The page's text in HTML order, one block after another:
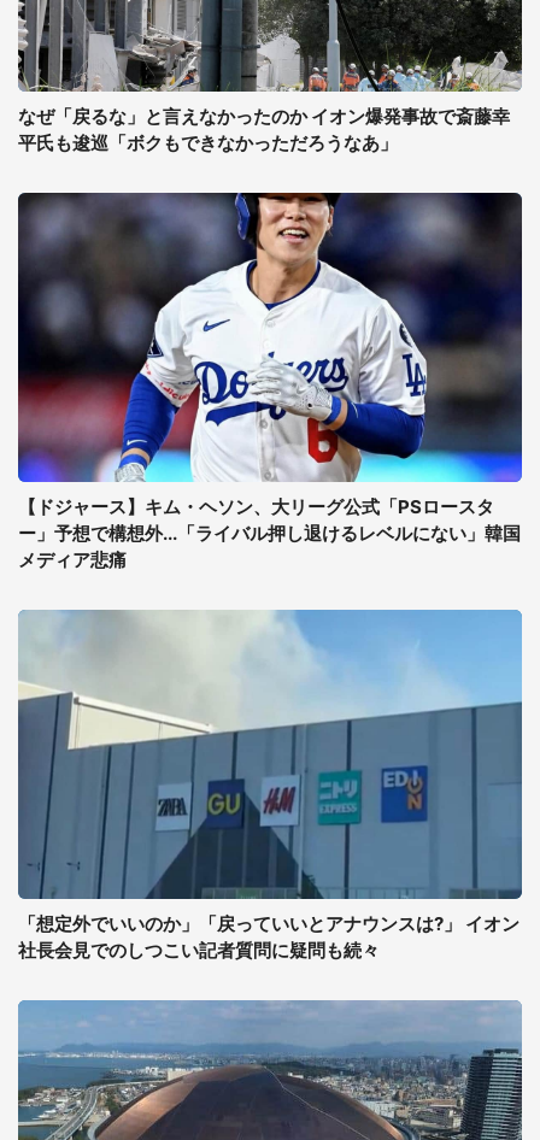
なぜ「戻るな」と言えなかったのか イオン爆発事故で斎藤幸
平氏も逡巡「ボクもできなかっただろうなあ」
【ドジャース】キム・ヘソン、大リーグ公式「PSロースタ
ー」予想で構想外...「ライバル押し退けるレベルにない」韓国
メディア悲痛
「想定外でいいのか」「戻っていいとアナウンスは?」 イオン
社長会見でのしつこい記者質問に疑問も続々